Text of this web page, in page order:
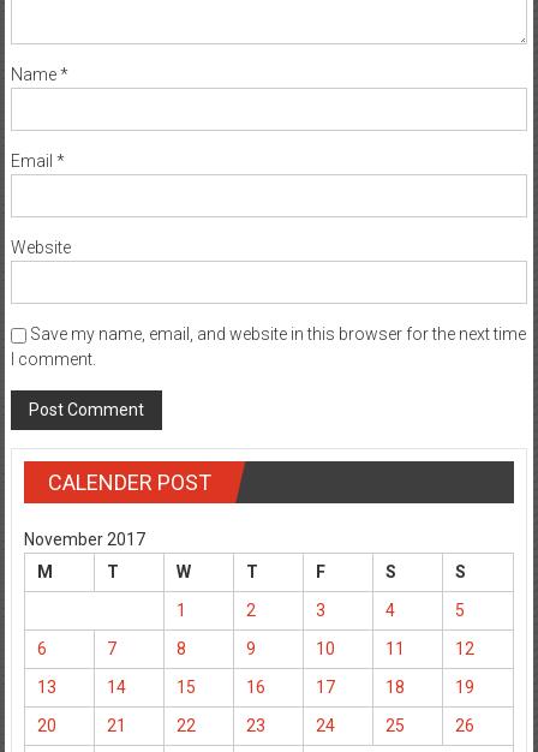
Name*
Email *
Website
Save my name, email, and website in this browser for the next time
I comment.
CALENDER POST
November 2017
M
T W T F S
S
1
2 3 4
5
6
7 8 9 10 11
12
13
14 15 16 17 18
19
20
21 22 23 24 25 26